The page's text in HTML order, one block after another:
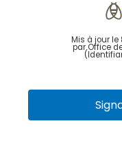
Mis à jour le
par Office